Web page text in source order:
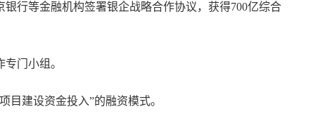
行等金融机构签署银企战略合作协议，获得700亿综合
门小组。
建设资金投入”的融资模式。